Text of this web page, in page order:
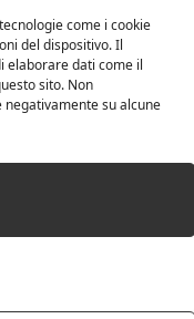
come i cookie
del dispositivo. Il
elaborare dati come il
sito. Non
su alcune
Montrachet